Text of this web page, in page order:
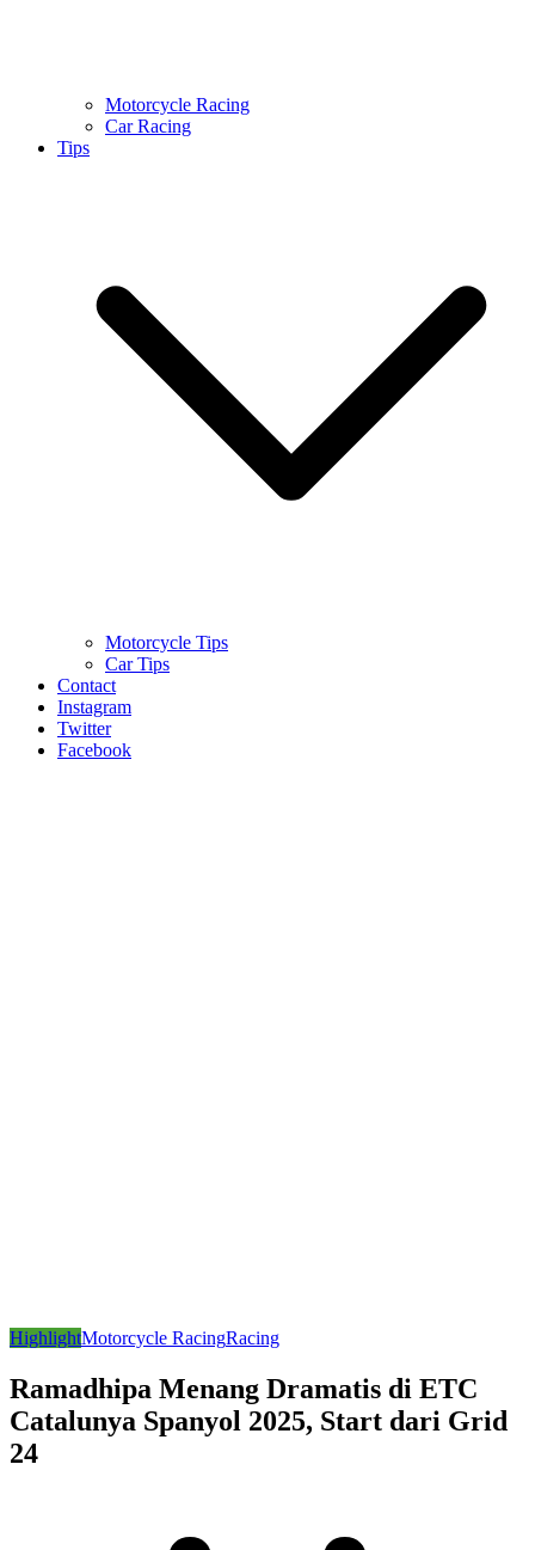
Motorcycle Racing
Car Racing
Tips
Motorcycle Tips
Car Tips
Contact
Instagram
Twitter
Facebook
HighlightMotorcycle RacingRacing
Ramadhipa Menang Dramatis di ETC
Catalunya Spanyol 2025, Start dari Grid
24